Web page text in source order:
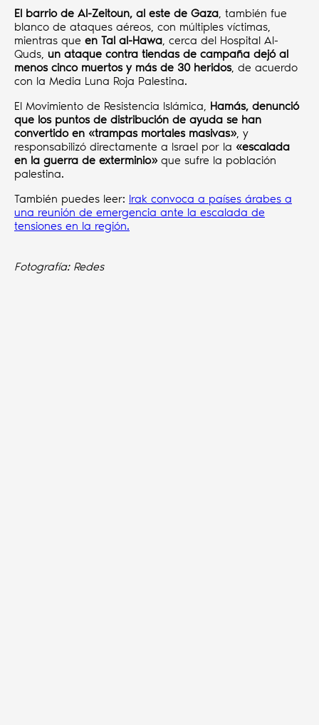
El barrio de Al-Zeitoun, al este de Gaza, también fue
blanco de ataques aéreos, con múltiples víctimas,
mientras que en Tal al-Hawa, cerca del Hospital Al-
Quds, un ataque contra tiendas de campaña dejó al
menos cinco muertos y más de 30 heridos, de acuerdo
con la Media Luna Roja Palestina.
El Movimiento de Resistencia Islámica, Hamás, denunció
que los puntos de distribución de ayuda se han
convertido en «trampas mortales masivas», y
responsabilizó directamente a Israel por la «escalada
en la guerra de exterminio»que sufre la población
palestina.
También puedes leer: Irak convoca a países árabes a
una reunión de emergencia ante la escalada de
tensiones en la región.
Fotografía: Redes